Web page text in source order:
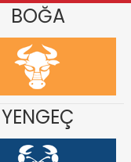
BOĞA
YENGEÇ